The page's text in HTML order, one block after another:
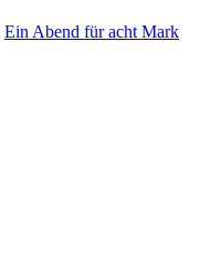
Ein Abend für acht Mark